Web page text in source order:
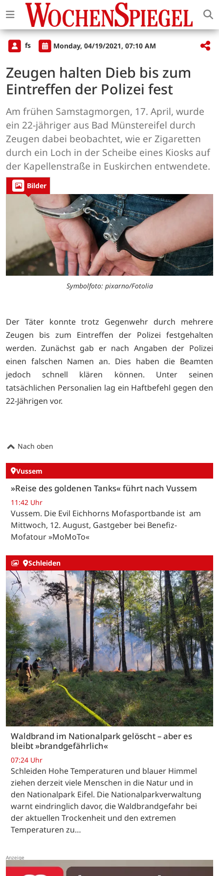
fs Monday, 04/19/2021, 07:10 AM
Zeugen halten Dieb bis zum
Eintreffen der Polizei fest
Am frühen Samstagmorgen, 17. April, wurde
ein 22-jähriger aus Bad Münstereifel durch
Zeugen dabei beobachtet, wie er Zigaretten
durch ein Loch in der Scheibe eines Kiosks auf
der Kapellenstraße in Euskirchen entwendete.
Bilder
Symbolfoto: pixarno/Fotolia
Der Täter konnte trotz Gegenwehr durch mehrere
Zeugen bis zum Eintreffen der Polizei festgehalten
werden. Zunächst gab er nach Angaben der Polizei
einen falschen Namen an. Dies haben die Beamten
jedoch schnell klären können. Unter seinen
tatsächlichen Personalien lag ein Haftbefehl gegen den
22-Jährigen vor.
Nach oben
Vussem
»Reise des goldenen Tanks« führt nach Vussem
11:42 Uhr
Vussem. Die Evil Eichhorns Mofasportbande ist am
Mittwoch, 12. August, Gastgeber bei Benefiz-
Mofatour »MoMoTo«
Schleiden
Waldbrand im Nationalpark gelöscht – aber es
bleibt »brandgefährlich«
07:24 Uhr
Schleiden Hohe Temperaturen und blauer Himmel
ziehen derzeit viele Menschen in die Natur und in
den Nationalpark Eifel. Die Nationalparkverwaltung
warnt eindringlich davor, die Waldbrandgefahr bei
der aktuellen Trockenheit und den extremen
Temperaturen zu…